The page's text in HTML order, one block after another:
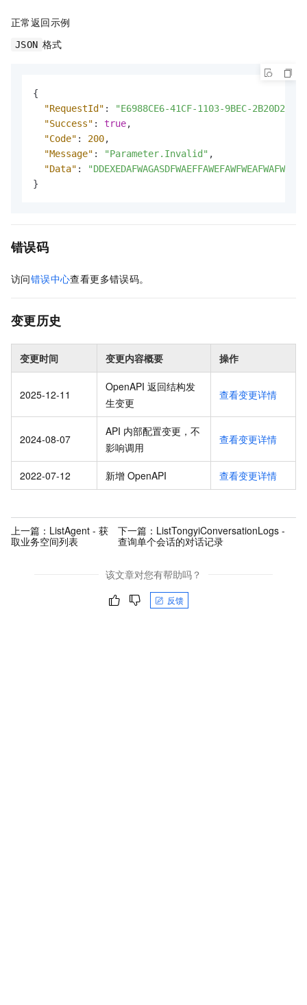
正常返回示例
JSON 格式
{
"RequestId" :
"E6988CE6-41CF-1103-9BEC-
"Success" : true,
"Code" : 200,
"Message" : "Parameter.Invalid" ,
"Data" :
"DDEXEDAFWAGASDFWAEFFAWEFAWFWEAFWAFWAEF"
}
错误码
访问错误中心查看更多错误码。
变更历史
变更时间 变更内容概要 操作
2025-12-11
OpenAPI 返回结构发
生变更
查看变更详情
2024-08-07
API 内部配置变更，不
影响调用
查看变更详情
2022-07-12 新增 OpenAPI 查看变更详情
上一篇： ListAgent - 获
取业务空间列表
下一篇： ListTongyiConversationLogs -
查询单个会话的对话记录
该文章对您有帮助吗？
反馈